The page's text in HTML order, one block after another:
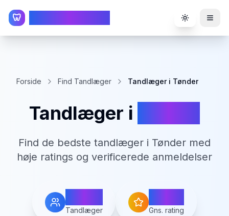
🦷 Toggle
Forside Find Tandlæger Tandlæger i Tønder
Tandlæger i
Find de bedste tandlæger i Tønder med
høje ratings og verificerede anmeldelser
Tandlæger Gns. rating